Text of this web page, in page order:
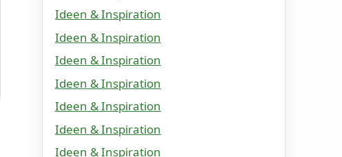
Ideen & Inspiration
Ideen & Inspiration
Ideen & Inspiration
Ideen & Inspiration
Ideen & Inspiration
Ideen & Inspiration
Ideen & Inspiration